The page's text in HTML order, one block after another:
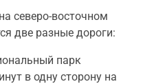
северо-восточном
две разные дороги:
парк
в одну сторону на